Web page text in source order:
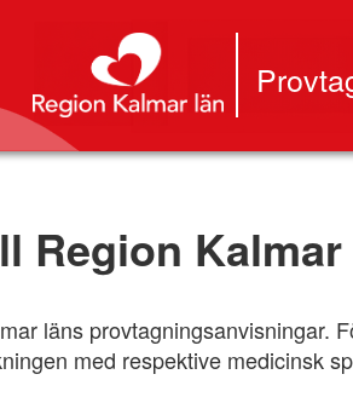
Region
läns provtagningsanvisningar.
med respektive medicinsk